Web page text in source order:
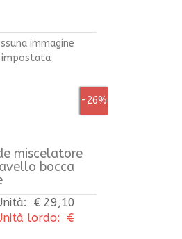
-26%
miscelatore
bocca
€ 29,10
lordo: €